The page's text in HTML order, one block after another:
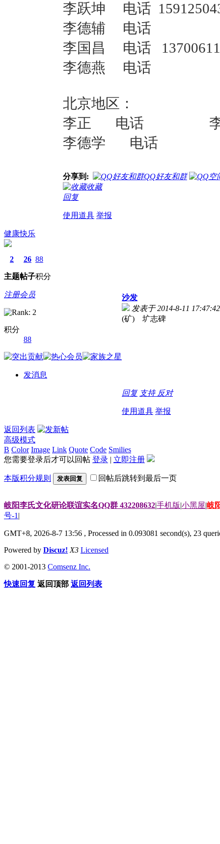
李跃坤 电话
李德辅
李国昌 电话
李德燕
北京地区：
李正 电话
李德学 电话
分享到:
QQ好友和群
收藏
回复
使用道具 举报
健康快乐
2
主题
26
帖子
88
积分
注册会员
积分
88
发消息
沙发
发表于 2014-8-11 17:47:42
(矿) 圹志碑
回复 支持 反对
使用道具 举报
返回列表
高级模式
B Color Image Link Quote Code Smilies
您需要登录后才可以回帖 登录 | 立即注册
本版积分规则 发表回复 回帖后跳转到最后一页
岐阳李氏文化研论联谊实名QQ群 432208632|手机版|小黑屋|岐
号-1 |
GMT+8, 2026-8-7 13:56 , Processed in 0.093081 second(s), 23
Powered by Discuz! X3 Licensed
© 2001-2013 Comsenz Inc.
快速回复 返回顶部 返回列表